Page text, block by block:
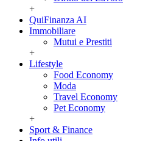
+
QuiFinanza AI
Immobiliare
Mutui e Prestiti
+
Lifestyle
Food Economy
Moda
Travel Economy
Pet Economy
+
Sport & Finance